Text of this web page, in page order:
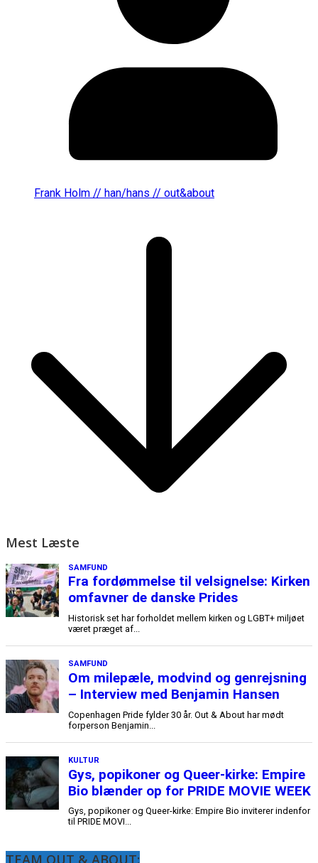
Frank Holm // han/hans // out&about
Mest Læste